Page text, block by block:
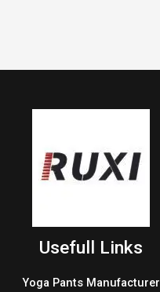
Usefull Links
Yoga Pants Manufacturer